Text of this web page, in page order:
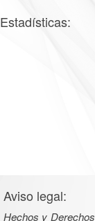
Estadísticas:
Aviso legal:
Hechos y Derechos